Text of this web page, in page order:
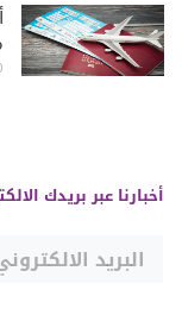
أخبارنا عبر بريدك